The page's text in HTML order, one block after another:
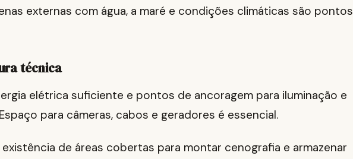
externas com água, a maré e condições climáticas são pontos
técnica
elétrica suficiente e pontos de ancoragem para iluminação e
para câmeras, cabos e geradores é essencial.
de áreas cobertas para montar cenografia e armazenar